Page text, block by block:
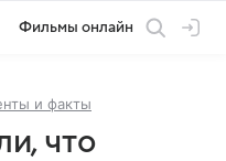
Фильмы онлайн
и факты
что